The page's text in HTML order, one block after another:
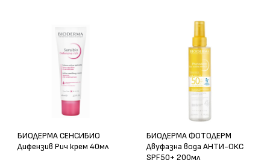
БИОДЕРМА СЕНСИБИО
Дифензив Рич крем 40мл
БИОДЕРМА ФОТОДЕРМ
Двуфазна вода АНТИ-ОКС
SPF50+ 200мл